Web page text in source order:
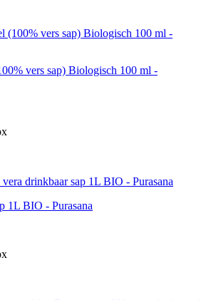
vers sap) Biologisch 100 ml -
1L BIO - Purasana